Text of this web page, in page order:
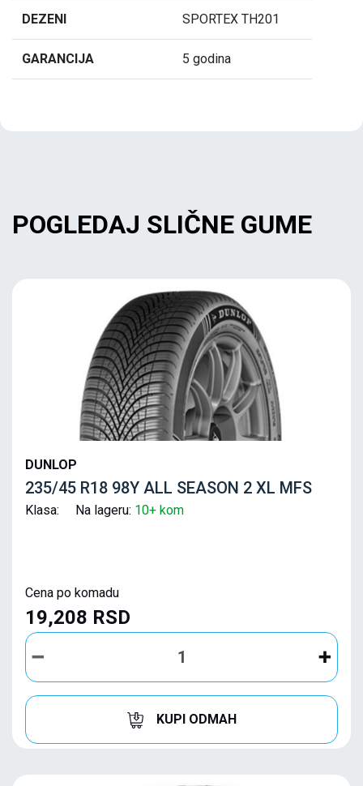
DEZENI SPORTEX TH201
GARANCIJA 5 godina
POGLEDAJ SLIČNE GUME
DUNLOP
235/45 R18 98Y ALL SEASON 2 XL MFS
Klasa: Na lageru: 10+ kom
Cena po komadu
19,208 RSD
KUPI ODMAH